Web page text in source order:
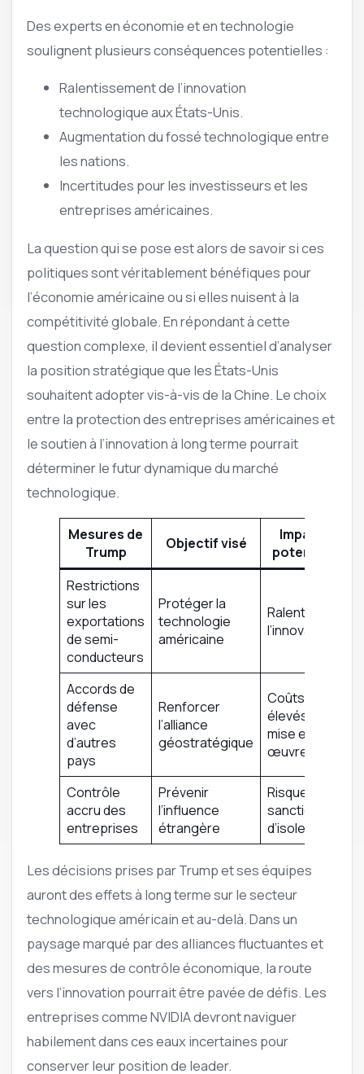
Des experts en économie et en technologie
soulignent plusieurs conséquences potentielles :
Ralentissement de l’innovation
technologique aux États-Unis.
Augmentation du fossé technologique entre
les nations.
Incertitudes pour les investisseurs et les
entreprises américaines.
La question qui se pose est alors de savoir si ces
politiques sont véritablement bénéfiques pour
l’économie américaine ou si elles nuisent à la
compétitivité globale. En répondant à cette
question complexe, il devient essentiel d’analyser
la position stratégique que les États-Unis
souhaitent adopter vis-à-vis de la Chine. Le choix
entre la protection des entreprises américaines et
le soutien à l’innovation à long terme pourrait
déterminer le futur dynamique du marché
technologique.
Mesures de
Trump
Objectif visé
Impact
potentiel
Restrictions
sur les
exportations
de semi-
conducteurs
Protéger la
technologie
américaine
Ralentir
l’innovation
Accords de
défense
avec
d’autres
pays
Renforcer
l’alliance
géostratégique
Coûts
élevés de
mise en
œuvre
Contrôle
accru des
entreprises
Prévenir
l’influence
étrangère
Risques de
sanction et
d’isolement
Les décisions prises par Trump et ses équipes
auront des effets à long terme sur le secteur
technologique américain et au-delà. Dans un
paysage marqué par des alliances fluctuantes et
des mesures de contrôle économique, la route
vers l’innovation pourrait être pavée de défis. Les
entreprises comme NVIDIA devront naviguer
habilement dans ces eaux incertaines pour
conserver leur position de leader.